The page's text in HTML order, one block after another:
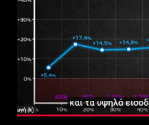
Τελωνείων-Τμήμα Διαχείρισης
συνεργαζόμενης με αυτήν
στο αρχείο αυτό δεν
κοινοποιηθεί ότι ελέγχεται